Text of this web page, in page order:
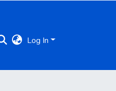
Log In